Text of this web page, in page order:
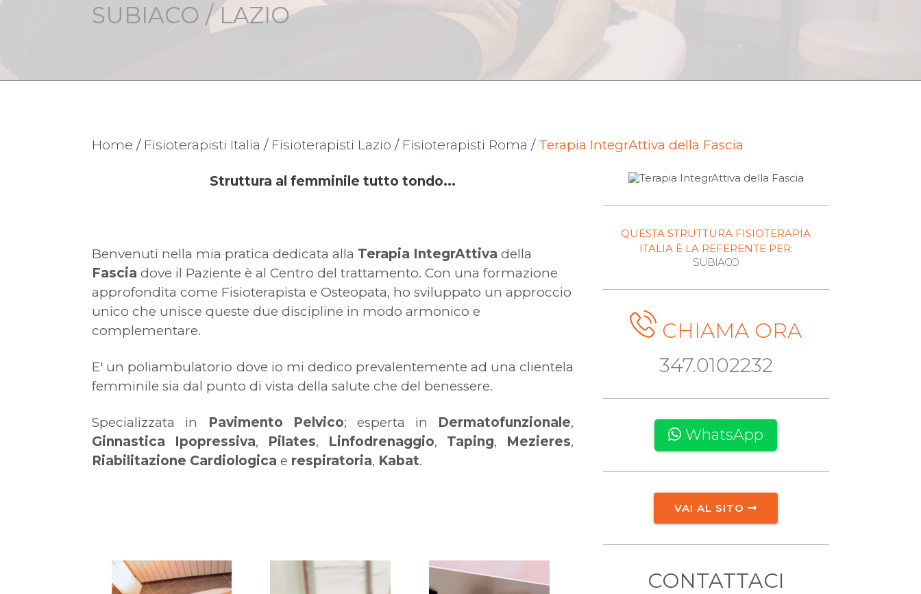
SUBIACO / LAZIO
Home / Fisioterapisti Italia / Fisioterapisti Lazio / Fisioterapisti Roma / Terapia IntegrAttiva della Fascia
Struttura al femminile tutto tondo...
Benvenuti nella mia pratica dedicata alla Terapia IntegrAttiva della
Fascia dove il Paziente è al Centro del trattamento. Con una formazione
approfondita come Fisioterapista e Osteopata, ho sviluppato un approccio
unico che unisce queste due discipline in modo armonico e
complementare.
E' un poliambulatorio dove io mi dedico prevalentemente ad una clientela
femminile sia dal punto di vista della salute che del benessere.
Specializzata in Pavimento Pelvico; esperta in Dermatofunzionale,
Ginnastica
Ipopressiva, Pilates, Linfodrenaggio, Taping, Mezieres,
Riabilitazione Cardiologica e respiratoria, Kabat.
QUESTA STRUTTURA FISIOTERAPIA
ITALIA È LA REFERENTE PER:
SUBIACO
CHIAMA ORA
347.0102232
WhatsApp
VAI AL SITO
CONTATTACI